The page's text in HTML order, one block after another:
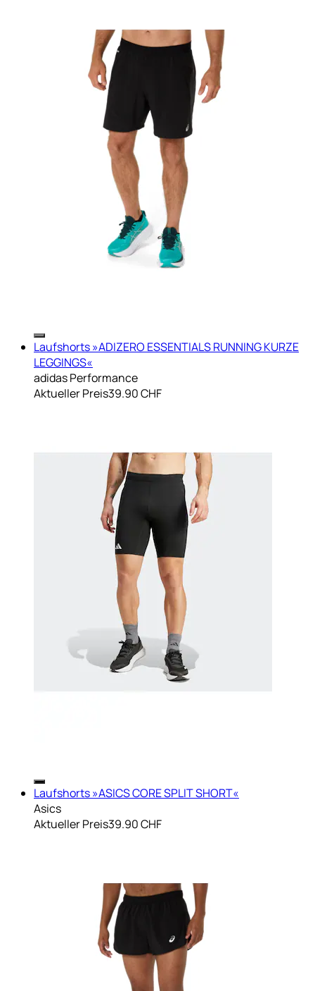
Laufshorts »ADIZERO ESSENTIALS RUNNING KURZE
LEGGINGS«
adidas Performance
Aktueller Preis39.90 CHF
Laufshorts »ASICS CORE SPLIT SHORT«
Asics
Aktueller Preis39.90 CHF